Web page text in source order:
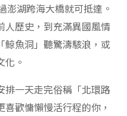
澎湖跨海大橋就可抵達。
人歷史，到充滿異國風情
鯨魚洞」聽驚濤駭浪，或
化。
排一天走完俗稱「北環路
歡慵懶慢活行程的你，